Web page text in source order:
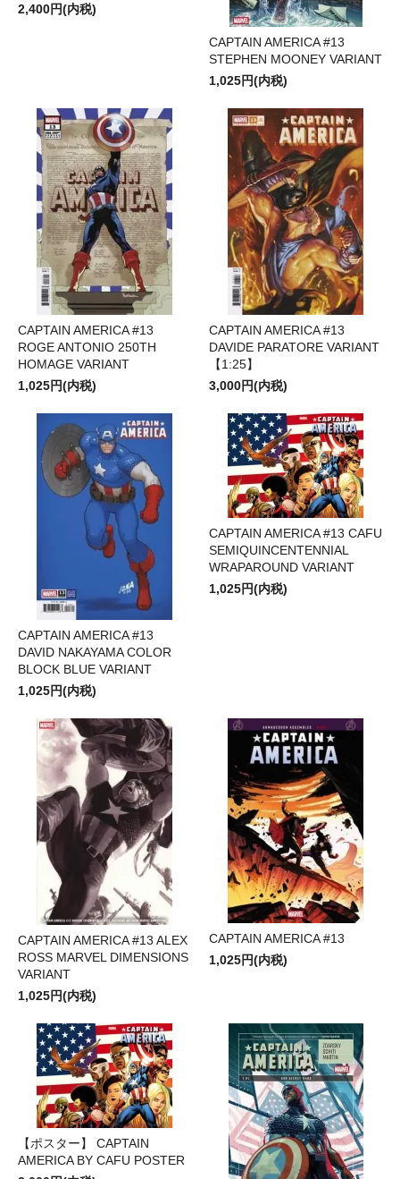
2,400円(内税)
CAPTAIN AMERICA #13
STEPHEN MOONEY VARIANT
1,025円(内税)
CAPTAIN AMERICA #13
ROGE ANTONIO 250TH
HOMAGE VARIANT
1,025円(内税)
CAPTAIN AMERICA #13
DAVIDE PARATORE VARIANT
【1:25】
3,000円(内税)
CAPTAIN AMERICA #13
DAVID NAKAYAMA COLOR
BLOCK BLUE VARIANT
1,025円(内税)
CAPTAIN AMERICA #13 CAFU
SEMIQUINCENTENNIAL
WRAPAROUND VARIANT
1,025円(内税)
CAPTAIN AMERICA #13 ALEX
ROSS MARVEL DIMENSIONS
VARIANT
1,025円(内税)
CAPTAIN AMERICA #13
1,025円(内税)
【ポスター】 CAPTAIN
AMERICA BY CAFU POSTER